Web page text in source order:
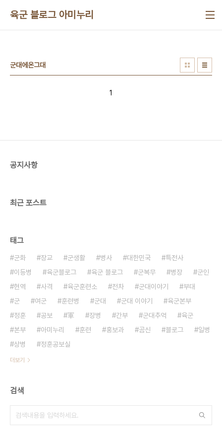
육군 블로그 아미누리
군대에온그대
1
공지사항
최근 포스트
태그
군화 장교 군생활 병사 대한민국
특전사
이등병
육군블로그 육군 블로그 군복무 병장
군인
현역
사격 육군훈련소 전차 군대이야기
부대
군
여군 훈련병 군대 군대 이야기
육군본부
정훈
공보 軍 장병 간부 군대추억
육군
본부
아미누리 훈련 홍보과 곰신 블로그
일병
상병
정훈공보실
더보기
검색